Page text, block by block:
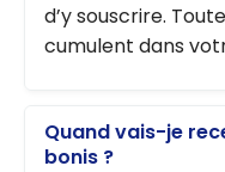
d’y souscrire.
cumulent dans
Quand vais-je
bonis ?